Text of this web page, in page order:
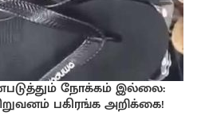
நோக்கம் இல்லை:
பகிரங்க அறிக்கை!